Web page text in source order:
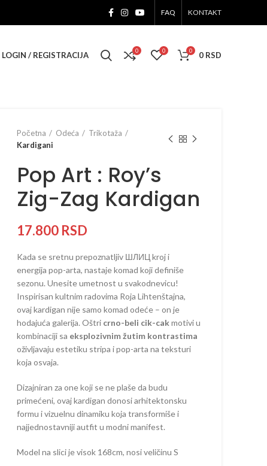
FAQ KONTAKT
LOGIN / REGISTRACIJA 0 0 0 0 RSD
Početna Odeća
Trikotaža
Kardigani
Pop Art : Roy’s
Zig-Zag Kardigan
17.800 RSD
Kada se sretnu prepoznatljiv ШЛИЦ kroj i
energija pop-arta, nastaje komad koji definiše
sezonu. Unesite umetnost u svakodnevicu!
Inspirisan kultnim radovima Roja Lihtenštajna,
ovaj kardigan nije samo komad odeće – on je
hodajuća galerija. Oštri crno-beli cik-cakmotivi u
kombinaciji sa eksplozivnim žutim kontrastima
oživljavaju estetiku stripa i pop-arta na teksturi
koja osvaja.
Dizajniran za one koji se ne plaše da budu
primećeni, ovaj kardigan donosi arhitektonsku
formu i vizuelnu dinamiku koja transformiše i
najjednostavniji autfit u modni manifest.
Model na slici je visok 168cm, nosi veličinu S